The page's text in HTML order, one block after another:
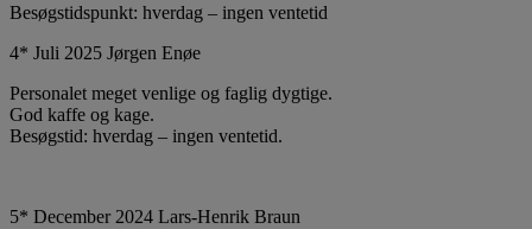
Besøgstidspunkt: hverdag – ingen ventetid
4* Juli 2025 Jørgen Enøe
Personalet meget venlige og faglig dygtige.
God kaffe og kage.
Besøgstid: hverdag – ingen ventetid.
5* December 2024 Lars-Henrik Braun